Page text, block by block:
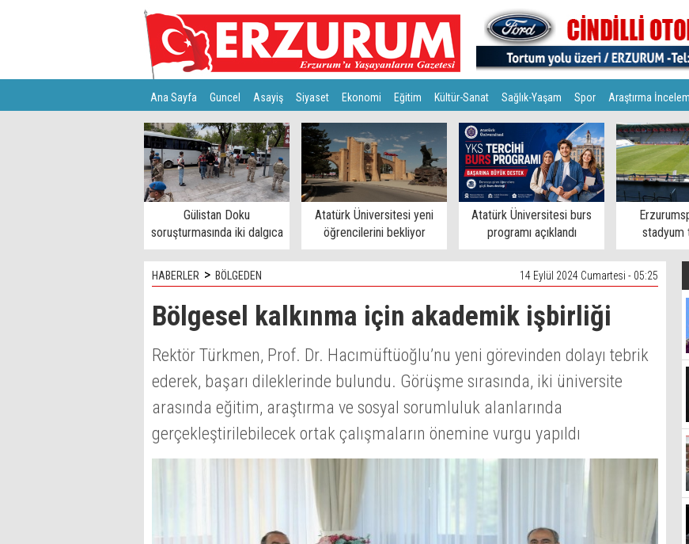
Ana Sayfa Guncel Asayiş Siyaset Ekonomi Eğitim Kültür-Sanat Sağlık-Yaşam Spor Araştırma
Türkiye Teknoloji
Gülistan Doku
soruşturmasında iki dalgıca
tutuklama
Atatürk Üniversitesi yeni
öğrencilerini bekliyor
Atatürk Üniversitesi burs
programı açıklandı
stadyum
HABERLER > BÖLGEDEN 14 Eylül 2024 Cumartesi - 05:25
Bölgesel kalkınma için akademik işbirliği
Rektör Türkmen, Prof. Dr. Hacımüftüoğlu’nu yeni görevinden dolayı tebrik
ederek, başarı dileklerinde bulundu. Görüşme sırasında, iki üniversite
arasında eğitim, araştırma ve sosyal sorumluluk alanlarında
gerçekleştirilebilecek ortak çalışmaların önemine vurgu yapıldı